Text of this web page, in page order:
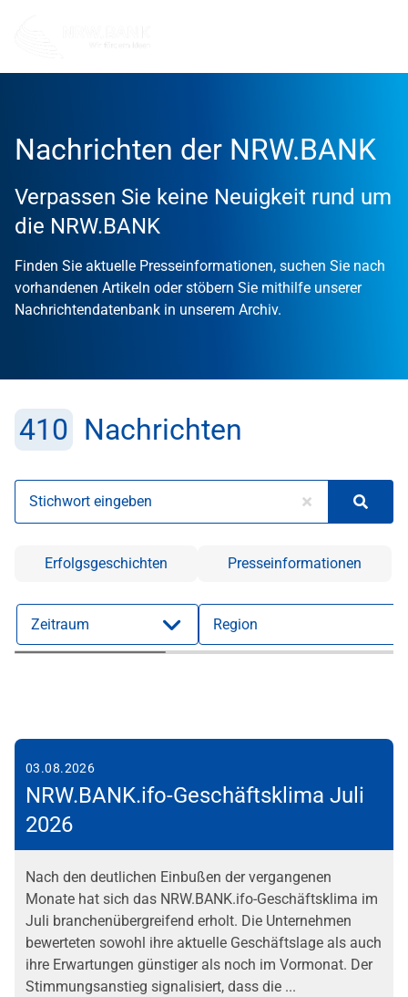
Nachrichten der NRW.BANK
Verpassen Sie keine Neuigkeit rund um
die NRW.BANK
Finden Sie aktuelle Presseinformationen, suchen Sie nach
vorhandenen Artikeln oder stöbern Sie mithilfe unserer
Nachrichtendatenbank in unserem Archiv.
410 Nachrichten
Stichwort eingeben
Erfolgsgeschichten Presseinformationen
Zeitraum Region
03.08.2026
NRW.BANK.ifo-Geschäftsklima Juli
2026
Nach den deutlichen Einbußen der vergangenen
Monate hat sich das NRW.BANK.ifo-Geschäftsklima im
Juli branchenübergreifend erholt. Die Unternehmen
bewerteten sowohl ihre aktuelle Geschäftslage als auch
ihre Erwartungen günstiger als noch im Vormonat. Der
Stimmungsanstieg signalisiert, dass die ...